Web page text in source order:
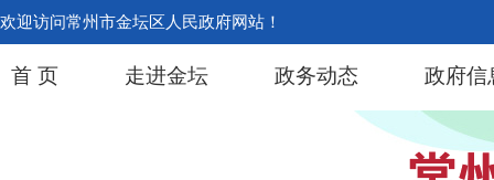
欢迎访问常州市金坛区人民政府网站！
首 页 走进金坛 政务动态 政府信